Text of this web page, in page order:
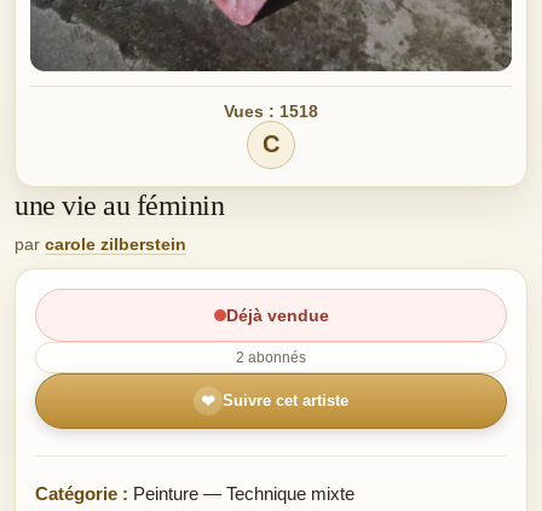
Vues : 1518
C
une vie au féminin
par carole zilberstein
Déjà vendue
2 abonnés
❤ Suivre cet artiste
Catégorie : Peinture — Technique mixte